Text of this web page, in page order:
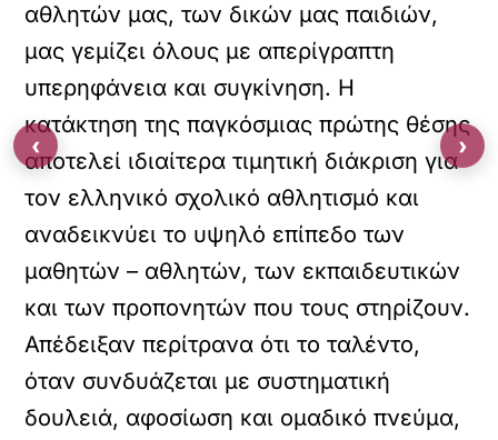
αθλητών μας, των δικών μας παιδιών,
μας γεμίζει όλους με απερίγραπτη
υπερηφάνεια και συγκίνηση. Η
κατάκτηση της παγκόσμιας πρώτης θέσης
αποτελεί ιδιαίτερα τιμητική διάκριση για
τον ελληνικό σχολικό αθλητισμό και
αναδεικνύει το υψηλό επίπεδο των
μαθητών – αθλητών, των εκπαιδευτικών
και των προπονητών που τους στηρίζουν.
Απέδειξαν περίτρανα ότι το ταλέντο,
όταν συνδυάζεται με συστηματική
δουλειά, αφοσίωση και ομαδικό πνεύμα,
‹ ›